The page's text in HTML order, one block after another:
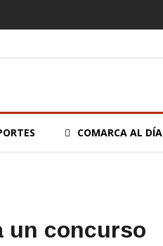
COMARCA AL DÍA
un concurso